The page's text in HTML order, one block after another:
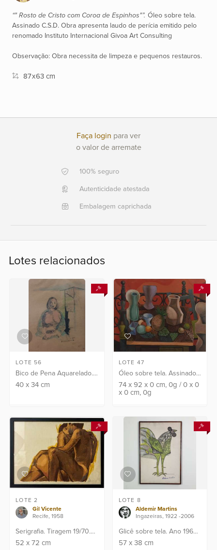
Qualificações
Moeda:
R$
+351 968 058 908
996911303
Fale
conosco
“" Rosto de Cristo com Coroa de Espinhos"”. Óleo sobre tela.
Assinado C.S.D. Obra apresenta laudo de perícia emitido pelo
renomado Instituto Internacional Givoa Art Consulting
Observação: Obra necessita de limpeza e pequenos restauros.
87x63 cm
Faça login para ver
o valor de arremate
100% seguro
Autenticidade atestada
Embalagem caprichada
Lotes relacionados
LOTE 56
Bico de Pena Aquarelado.
Ass: C.I.D. Pontos de fungo
40x 34cm
LOTE 47
Óleo sobre tela. Assinado
CID e verso e datado: 64.
Obra apresenta laudo de
74 x92 x0 cm, 0g /0 x0
x0 cm, 0g
LOTE 2
Gil Vicente
Recife, 1958
Serigrafia. Tiragem 19/70.
Assinado C.I.D
52x 72cm
LOTE 8
Aldemir Martins
Ingazeiras, 1922 -2006
Glicê sobre tela. Ano 1965.
Assinado C.I.D . Assinatura
57 x38 cm